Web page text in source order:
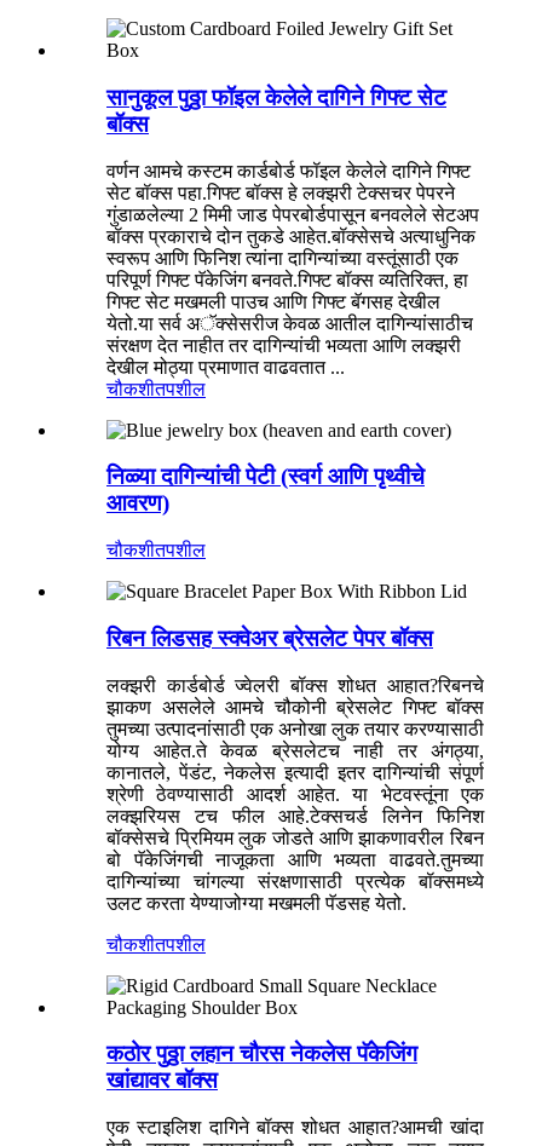
सानुकूल पुठ्ठा फॉइल केलेले दागिने गिफ्ट सेट
बॉक्स
वर्णन आमचे कस्टम कार्डबोर्ड फॉइल केलेले दागिने गिफ्ट
सेट बॉक्स पहा.गिफ्ट बॉक्स हे लक्झरी टेक्सचर पेपरने
गुंडाळलेल्या 2 मिमी जाड पेपरबोर्डपासून बनवलेले सेटअप
बॉक्स प्रकाराचे दोन तुकडे आहेत.बॉक्सेसचे अत्याधुनिक
स्वरूप आणि फिनिश त्यांना दागिन्यांच्या वस्तूंसाठी एक
परिपूर्ण गिफ्ट पॅकेजिंग बनवते.गिफ्ट बॉक्स व्यतिरिक्त, हा
गिफ्ट सेट मखमली पाउच आणि गिफ्ट बॅगसह देखील
येतो.या सर्व अॅक्सेसरीज केवळ आतील दागिन्यांसाठीच
संरक्षण देत नाहीत तर दागिन्यांची भव्यता आणि लक्झरी
देखील मोठ्या प्रमाणात वाढवतात ...
चौकशीतपशील
निळ्या दागिन्यांची पेटी (स्वर्ग आणि पृथ्वीचे
आवरण)
चौकशीतपशील
रिबन लिडसह स्क्वेअर ब्रेसलेट पेपर बॉक्स
लक्झरी कार्डबोर्ड ज्वेलरी बॉक्स शोधत आहात?रिबनचे
झाकण असलेले आमचे चौकोनी ब्रेसलेट गिफ्ट बॉक्स
तुमच्या उत्पादनांसाठी एक अनोखा लुक तयार करण्यासाठी
योग्य आहेत.ते केवळ ब्रेसलेटच नाही तर अंगठ्या,
कानातले, पेंडंट, नेकलेस इत्यादी इतर दागिन्यांची संपूर्ण
श्रेणी ठेवण्यासाठी आदर्श आहेत. या भेटवस्तूंना एक
लक्झरियस टच फील आहे.टेक्सचर्ड लिनेन फिनिश
बॉक्सेसचे प्रिमियम लुक जोडते आणि झाकणावरील रिबन
बो पॅकेजिंगची नाजूकता आणि भव्यता वाढवते.तुमच्या
दागिन्यांच्या चांगल्या संरक्षणासाठी प्रत्येक बॉक्समध्ये
उलट करता येण्याजोग्या मखमली पॅडसह येतो.
चौकशीतपशील
कठोर पुठ्ठा लहान चौरस नेकलेस पॅकेजिंग
खांद्यावर बॉक्स
एक स्टाइलिश दागिने बॉक्स शोधत आहात?आमची खांदा